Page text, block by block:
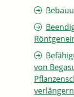
von
verlängern